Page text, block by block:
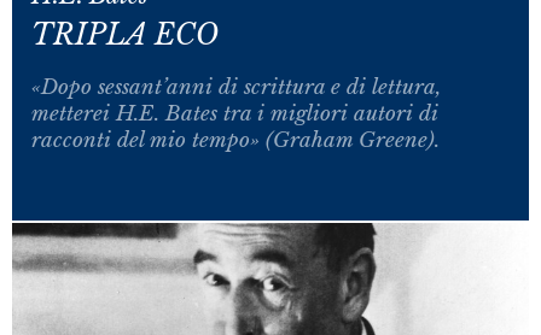
TRIPLA ECO
«Dopo sessant’anni di scrittura e di lettura,
metterei H.E. Bates tra i migliori autori di
racconti del mio tempo» (Graham Greene).